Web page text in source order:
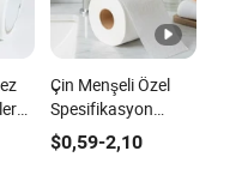
Çin Menşeli Özel
Spesifikasyon
Termal Yapışkan
Etiket Kağıdı
$0,59-2,10